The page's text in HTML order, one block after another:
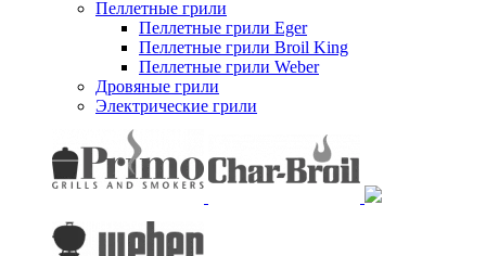
Пеллетные грили
Пеллетные грили Eger
Пеллетные грили Broil King
Пеллетные грили Weber
Дровяные грили
Электрические грили